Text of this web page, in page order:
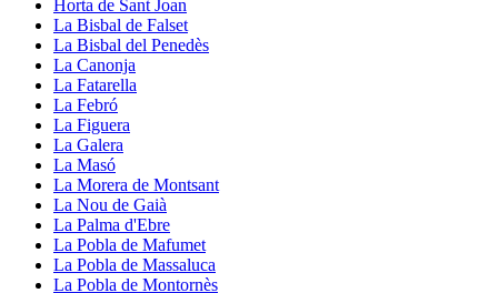
Horta de Sant Joan
La Bisbal de Falset
La Bisbal del Penedès
La Canonja
La Fatarella
La Febró
La Figuera
La Galera
La Masó
La Morera de Montsant
La Nou de Gaià
La Palma d'Ebre
La Pobla de Mafumet
La Pobla de Massaluca
La Pobla de Montornès